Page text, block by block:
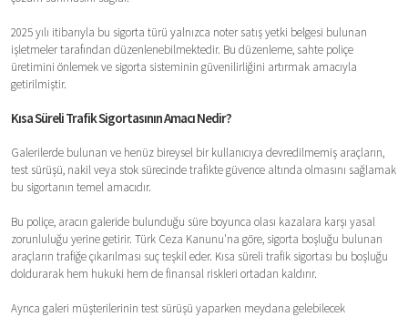
2025 yılı itibarıyla bu sigorta türü yalnızca noter satış yetki belgesi bulunan
işletmeler tarafından düzenlenebilmektedir. Bu düzenleme, sahte poliçe
üretimini önlemek ve sigorta sisteminin güvenilirliğini artırmak amacıyla
getirilmiştir.
Kısa Süreli Trafik Sigortasının Amacı Nedir?
Galerilerde bulunan ve henüz bireysel bir kullanıcıya devredilmemiş araçların,
test sürüşü, nakil veya stok sürecinde trafikte güvence altında olmasını sağlamak
bu sigortanın temel amacıdır.
Bu poliçe, aracın galeride bulunduğu süre boyunca olası kazalara karşı yasal
zorunluluğu yerine getirir. Türk Ceza Kanunu'na göre, sigorta boşluğu bulunan
araçların trafiğe çıkarılması suç teşkil eder. Kısa süreli trafik sigortası bu boşluğu
doldurarak hem hukuki hem de finansal riskleri ortadan kaldırır.
Ayrıca galeri müşterilerinin test sürüşü yaparken meydana gelebilecek